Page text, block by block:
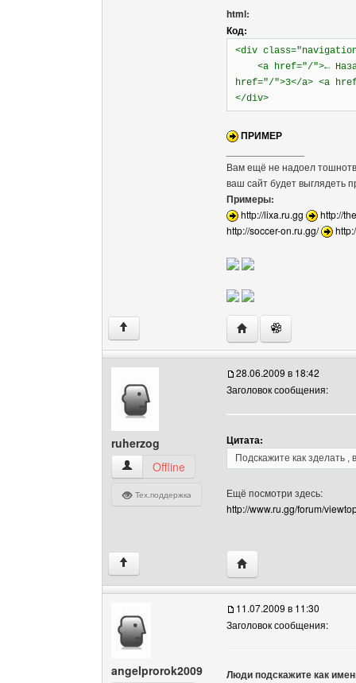
html:
Код:
<div
<a href="/">←
href="/">3</a> <a
</div>
ПРИМЕР
Вам ещё не надоел
ваш сайт будет выглядеть
Примеры:
http://lixa.ru.gg
http://
http://soccer-on.ru.gg/
↑ Посетить сайт
ruherzog
ruherzog Посмотреть профиль
Offline
Тех.поддержка
28.06.2009 в 18:42
Заголовок сообщения:
Цитата:
Подскажите как зделать
Ещё посмотри здесь:
http://www.ru.gg/forum/
↑ Посетить сайт
angelprorok2009
11.07.2009 в 11:30
Заголовок сообщения:
Люди подскажите как